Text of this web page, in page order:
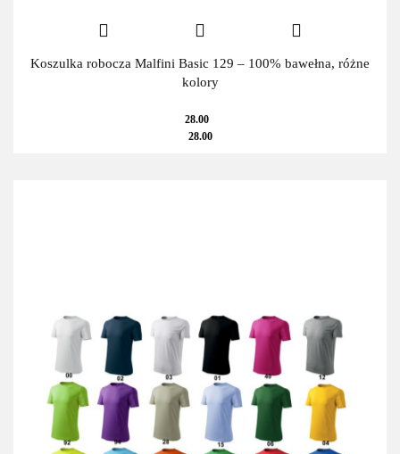
Koszulka robocza Malfini Basic 129 – 100% bawełna, różne
kolory
28.00
28.00